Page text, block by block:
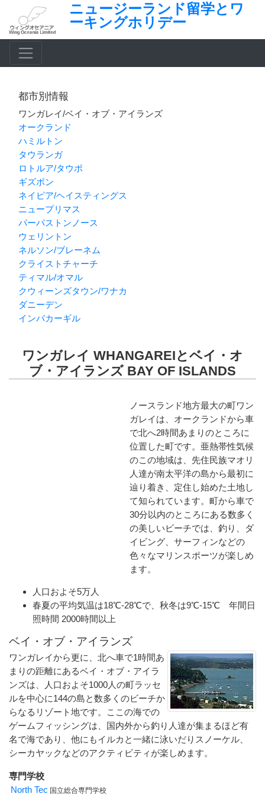
ニュージーランド留学とワ
ーキングホリデー
都市別情報
ワンガレイ/ベイ・オブ・アイランズ
オークランド
ハミルトン
タウランガ
ロトルア/タウポ
ギズボン
ネイピア/ヘイスティングス
ニュープリマス
パーパストンノース
ウェリントン
ネルソン/ブレーネム
クライストチャーチ
ティマル/オマル
クウィーンズタウン/ワナカ
ダニーデン
インバカーギル
ワンガレイ WHANGAREIとベイ・オ
ブ・アイランズ BAY OF ISLANDS
ノースランド地方最大の町ワン
ガレイは、オークランドから車
で北へ2時間あまりのところに
位置した町です。亜熱帯性気候
のこの地域は、先住民族マオリ
人達が南太平洋の島から最初に
辿り着き、定住し始めた土地し
て知られています。町から車で
30分以内のところにある数多く
の美しいビーチでは、釣り、ダ
イビング、サーフィンなどの
色々なマリンスポーツが楽しめ
ます。
人口およそ5万人
春夏の平均気温は18℃-28℃で、秋冬は9℃-15℃ 年間日
照時間 2000時間以上
ベイ・オブ・アイランズ
ワンガレイから更に、北へ車で1時間あ
まりの距離にあるベイ・オブ・アイラ
ンズは、人口およそ1000人の町ラッセ
ルを中心に144の島と数多くのビーチか
らなるリゾート地です。ここの海での
ゲームフィッシングは、国内外から釣り人達が集まるほど有
名で海であり、他にもイルカと一緒に泳いだりスノーケル、
シーカヤックなどのアクティビティが楽しめます。
専門学校
North Tec 国立総合専門学校